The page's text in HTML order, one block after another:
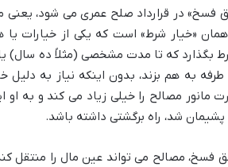
فسخ» در قرارداد صلح عمری می شود،
«خیار شرط» است که یکی از خیارات
بگذارد که تا مدت مشخصی (مثلاً ده سال)
طرفه به هم بزند، بدون اینکه نیاز به
مانور مصالح را خیلی زیاد می کند و به او
شد، راه برگشتی داشته باشد.
فسخ، مصالح می تواند عین مال را منتقل